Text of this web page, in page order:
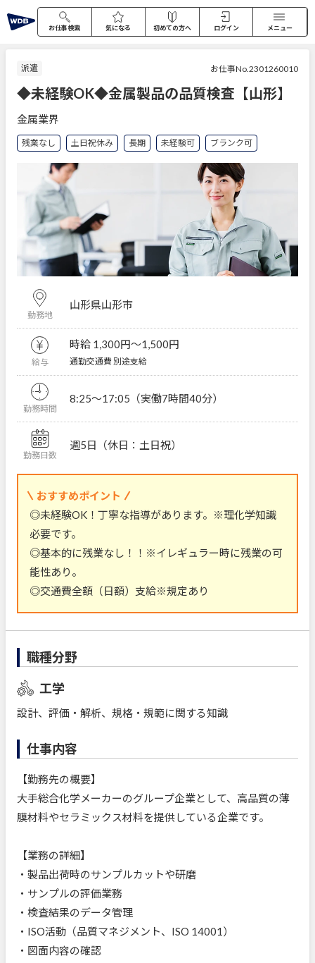
お仕事検索 気になる 初めての方へ ログイン メニュー
派遣 お仕事No.2301260010
◆未経験OK◆金属製品の品質検査【山形】
金属業界
残業なし 土日祝休み 長期 未経験可 ブランク可
勤務地
山形県山形市
給与
時給 1,300円〜1,500円
通勤交通費 別途支給
勤務時間
8:25～17:05（実働7時間40分）
勤務日数
週5日（休日：土日祝）
おすすめポイント
◎未経験OK！丁寧な指導があります。※理化学知識
必要です。
◎基本的に残業なし！！※イレギュラー時に残業の可
能性あり。
◎交通費全額（日額）支給※規定あり
職種分野
工学
設計、評価・解析、規格・規範に関する知識
仕事内容
【勤務先の概要】
大手総合化学メーカーのグループ企業として、高品質の薄
膜材料やセラミックス材料を提供している企業です。
【業務の詳細】
・製品出荷時のサンプルカットや研磨
・サンプルの評価業務
・検査結果のデータ管理
・ISO活動（品質マネジメント、ISO 14001）
・図面内容の確認